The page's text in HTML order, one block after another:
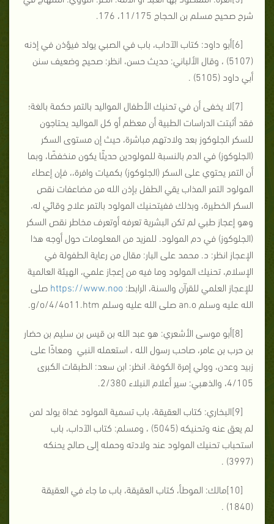
شرح صحيح مسلم بن الحجاج 11/175، 176.
[6]أبو داود: كتاب الآداب، باب في الصبي يولد فيؤذن في إذنه
(5107) ، وقال الألباني: حديث حسن، انظر: صحيح وضعيف سنن
أبي داود (5105) .
[7]لا يخفى أن في تحنيك الأطفال المواليد بالتمر حكمة بالغة؛
فقد أثبتت الدراسات الطبية أن معظم أو كل المواليد يحتاجون
للسكر الجلوكوز بعد ولادتهم مباشرة، حيث إن مستوى السكر
(الجلوكوز) في الدم بالنسبة للمولودين حديثًا يكون منخفضًا، وبما
أن التمر يحتوي على السكر (الجلوكوز) بكميات وافرة،، فإن إعطاء
المولود التمر المذاب يقي الطفل بإذن الله من مضاعفات نقص
السكر الخطيرة، وبذلك ففيتحنيك المولود بالتمر علاج وقائي له،
وهو إعجاز طبي لم تكن البشرية تعرفه أوتعرف مخاطر نقص السكر
(الجلوكوز) في دم المولود. للمزيد من المعلومات حول أوجه هذا
الإعجاز انظر: د. محمد على البار: مقال من رعاية الطفولة في
الإسلام، تحنيك المولود وما فيه من إعجاز علمي، الهيئة العالمية
للإعجاز العلمي للقرآن والسنة، الرابط: https://www.noo صلى
الله عليه وسلم an.o صلى الله عليه وسلم g/o/4/4o11.htm.
[8]أبو موسى الأشعري: هو عبد الله بن قيس بن سليم بن حضار
بن حرب بن عامر، صاحب رسول الله ، استعمله النبي ومعاذًا على
زبيد وعدن، وولي إمرة الكوفة. انظر: ابن سعد: الطبقات الكبرى
4/105، والذهبي: سير أعلام النبلاء 2/380.
[9]البخاري: كتاب العقيقة، باب تسمية المولود غداة يولد لمن
لم يعق عنه وتحنيكه (5045) ، ومسلم: كتاب الآداب، باب
استحباب تحنيك المولود عند ولادته وحمله إلى صالح يحنكه
(3997) .
[10]مالك: الموطأ، كتاب العقيقة، باب ما جاء في العقيقة
(1840) .